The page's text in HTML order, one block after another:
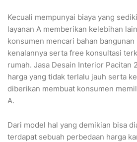
Kecuali mempunyai biaya yang
layanan A memberikan kelebihan
konsumen mencari bahan
kenalannya serta free konsultasi
rumah. Jasa Desain Interior Pacitan
harga yang tidak terlalu jauh serta
diberikan membuat konsumen
A.
Dari model hal yang demikian bisa
terdapat sebuah perbedaan harga